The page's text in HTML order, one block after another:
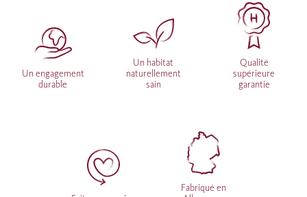
Un engagement
durable
Un habitat
naturellement
sain
Qualité
supérieure
garantie
Fabriqué en